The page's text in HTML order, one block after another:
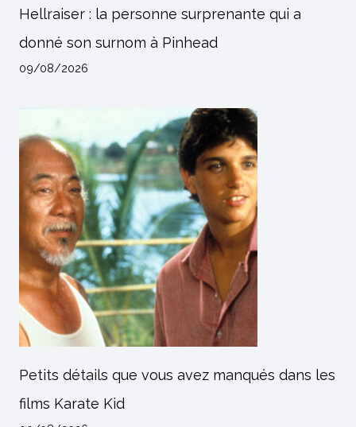
Hellraiser : la personne surprenante qui a
donné son surnom à Pinhead
09/08/2026
Petits détails que vous avez manqués dans les
films Karate Kid